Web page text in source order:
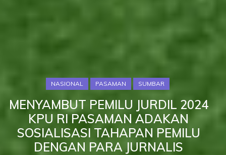
NASIONAL PASAMAN SUMBAR
MENYAMBUT PEMILU JURDIL 2024
KPU RI PASAMAN ADAKAN
SOSIALISASI TAHAPAN PEMILU
DENGAN PARA JURNALIS